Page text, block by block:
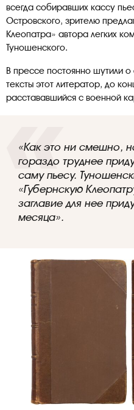
всегда собиравших кассу
Островского, зрителю
Клеопатра» автора легких
Туношенского.
В прессе постоянно шутили
тексты этот литератор, до
расстававшийся с военной
«Как это ни смешно,
гораздо труднее
саму пьесу.
«Губернскую
заглавие для нее
месяца».